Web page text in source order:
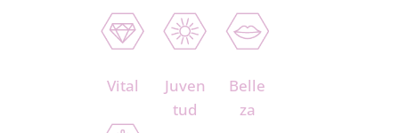
Vital
Juven
tud
Belle
za